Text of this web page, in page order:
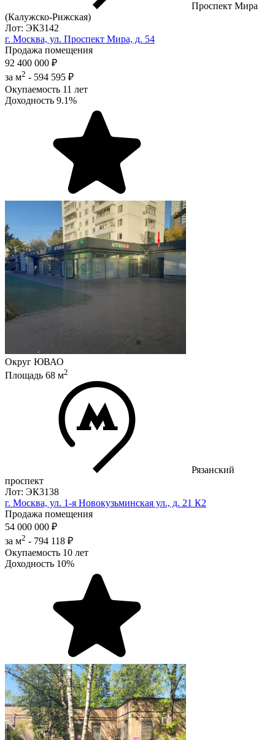
Проспект Мира
(Калужско-Рижская)
Лот: ЭК3142
г. Москва, ул. Проспект Мира, д. 54
Продажа помещения
92 400 000 ₽
за м2 - 594 595 ₽
Окупаемость 11 лет
Доходность 9.1%
Округ ЮВАО
Площадь 68 м2
Рязанский
проспект
Лот: ЭК3138
г. Москва, ул. 1-я Новокузьминская ул., д. 21 К2
Продажа помещения
54 000 000 ₽
за м2 - 794 118 ₽
Окупаемость 10 лет
Доходность 10%